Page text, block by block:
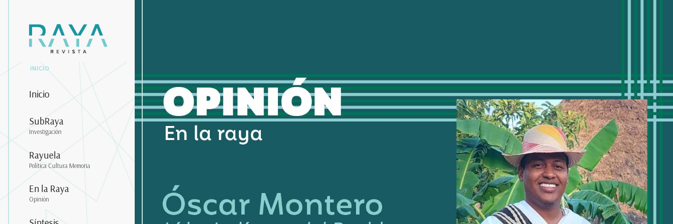
INICIO
Inicio
SubRaya
Investigación
Rayuela
Política Cultura Memoria
En la Raya
Opinión